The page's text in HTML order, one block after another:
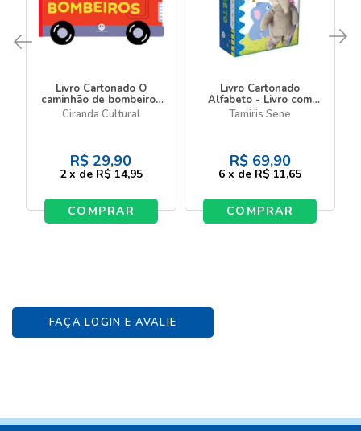
Livro Cartonado O
caminhão de bombeiros
- Veículos Divertidos
Ciranda Cultural
R$ 29,90
2 x de R$ 14,95
COMPRAR
Livro Cartonado
Alfabeto - Livro com
pelúcia e quebra-
Tamiris Sene
R$ 69,90
6 x de R$ 11,65
COMPRAR
FAÇA LOGIN E AVALIE